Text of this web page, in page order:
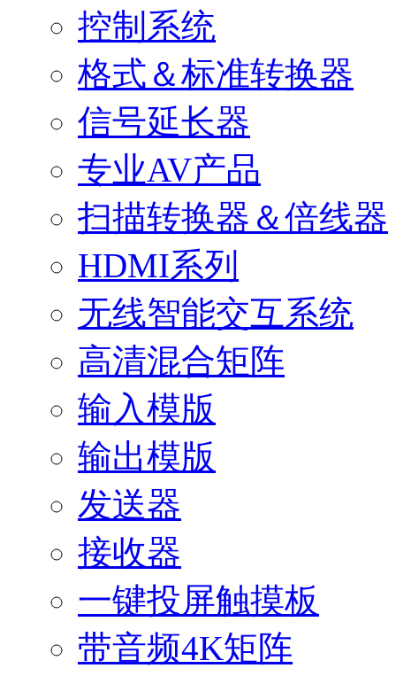
控制系统
格式＆标准转换器
信号延长器
专业AV产品
扫描转换器＆倍线器
HDMI系列
无线智能交互系统
高清混合矩阵
输入模版
输出模版
发送器
接收器
一键投屏触摸板
带音频4K矩阵